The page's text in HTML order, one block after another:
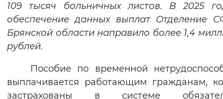
Включены Выключены
Воспроизвести Остановить
109 тысяч больничных листов. В 2025
обеспечение данных выплат Отделение
Брянской области направило более 1,4
рублей.
Пособие по временной
выплачивается работающим гражданам,
застрахованы в системе